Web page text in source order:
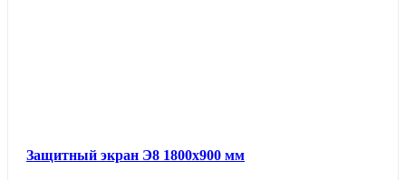
Защитный экран Э8 1800х900 мм